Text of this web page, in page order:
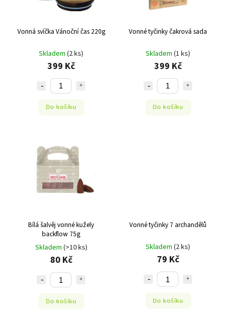
Vonná svíčka Vánoční čas 220g
Skladem (2 ks)
399 Kč
Do košíku
Vonné tyčinky čakrová sada
Skladem (1 ks)
399 Kč
Do košíku
Bílá šalvěj vonné kužely
backflow 75g
Skladem (>10 ks)
80 Kč
Do košíku
Vonné tyčinky 7 archandělů
Skladem (2 ks)
79 Kč
Do košíku